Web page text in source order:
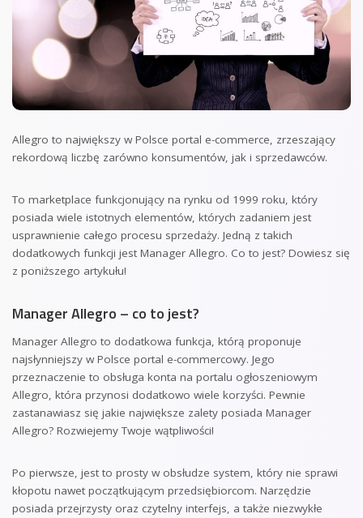
Allegro to największy w Polsce portal e-commerce, zrzeszający
rekordową liczbę zarówno konsumentów, jak i sprzedawców.
To marketplace funkcjonujący na rynku od 1999 roku, który
posiada wiele istotnych elementów, których zadaniem jest
usprawnienie całego procesu sprzedaży. Jedną z takich
dodatkowych funkcji jest Manager Allegro. Co to jest? Dowiesz się
z poniższego artykułu!
Manager Allegro – co to jest?
Manager Allegro to dodatkowa funkcja, którą proponuje
najsłynniejszy w Polsce portal e-commercowy. Jego
przeznaczenie to obsługa konta na portalu ogłoszeniowym
Allegro, która przynosi dodatkowo wiele korzyści. Pewnie
zastanawiasz się jakie największe zalety posiada Manager
Allegro? Rozwiejemy Twoje wątpliwości!
Po pierwsze, jest to prosty w obsłudze system, który nie sprawi
kłopotu nawet początkującym przedsiębiorcom. Narzędzie
posiada przejrzysty oraz czytelny interfejs, a także niezwykłe